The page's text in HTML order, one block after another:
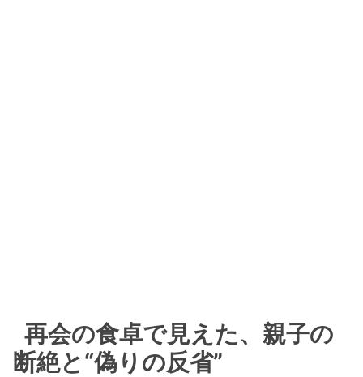
再会の食卓で見えた、親子の
断絶と“偽りの反省”